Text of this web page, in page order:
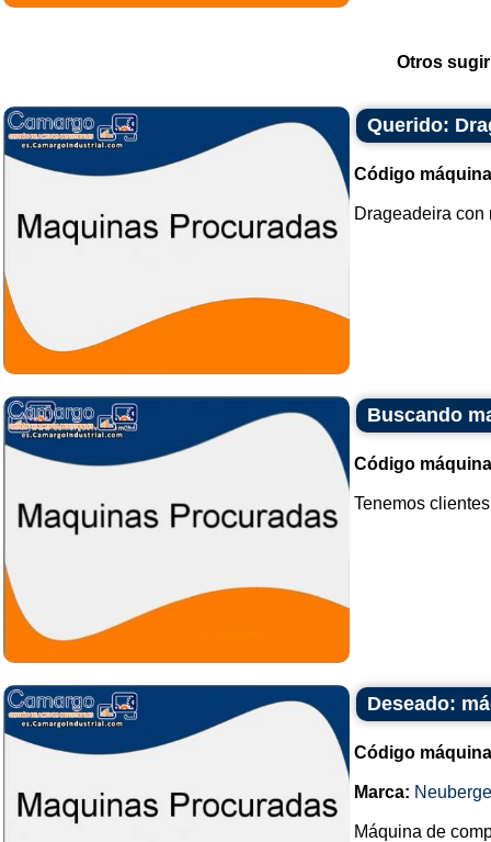
Otros
Querido:
Código
Drageadeira con
Buscando
Código
Tenemos
Deseado:
Código
Marca:
Máquina de